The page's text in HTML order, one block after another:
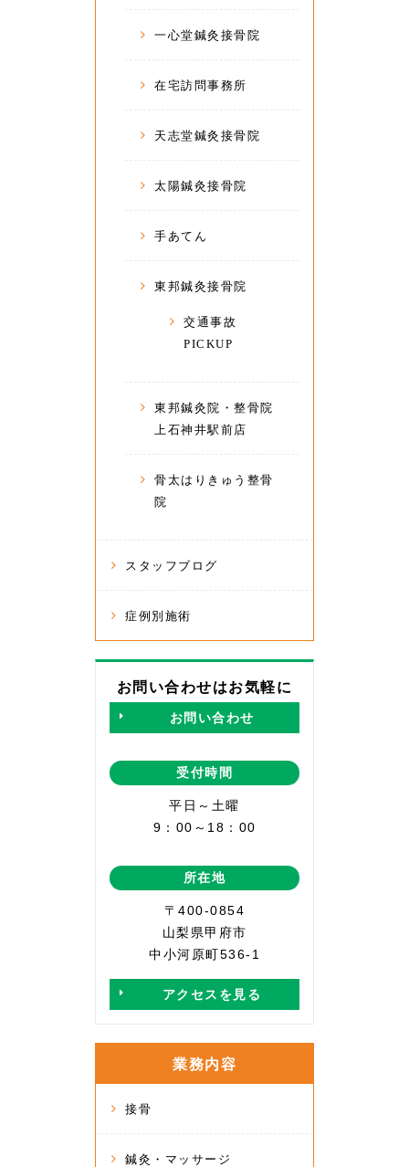
一心堂鍼灸接骨院
在宅訪問事務所
天志堂鍼灸接骨院
太陽鍼灸接骨院
手あてん
東邦鍼灸接骨院
交通事故
PICKUP
東邦鍼灸院・整骨院
上石神井駅前店
骨太はりきゅう整骨
院
スタッフブログ
症例別施術
お問い合わせはお気軽に
お問い合わせ
受付時間
平日～土曜
9：00～18：00
所在地
〒400-0854
山梨県甲府市
中小河原町536-1
アクセスを見る
業務内容
接骨
鍼灸・マッサージ